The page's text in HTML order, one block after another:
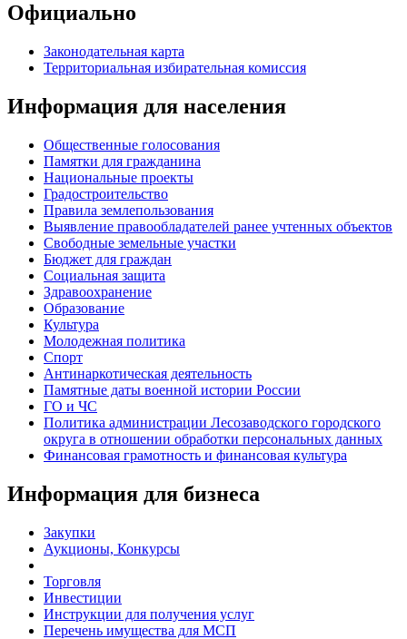
Официально
Законодательная карта
Территориальная избирательная комиссия
Информация для населения
Общественные голосования
Памятки для гражданина
Национальные проекты
Градостроительство
Правила землепользования
Выявление правообладателей ранее учтенных объектов
Свободные земельные участки
Бюджет для граждан
Социальная защита
Здравоохранение
Образование
Культура
Молодежная политика
Спорт
Антинаркотическая деятельность
Памятные даты военной истории России
ГО и ЧС
Политика администрации Лесозаводского городского
округа в отношении обработки персональных данных
Финансовая грамотность и финансовая культура
Информация для бизнеса
Закупки
Аукционы, Конкурсы
Торговля
Инвестиции
Инструкции для получения услуг
Перечень имущества для МСП